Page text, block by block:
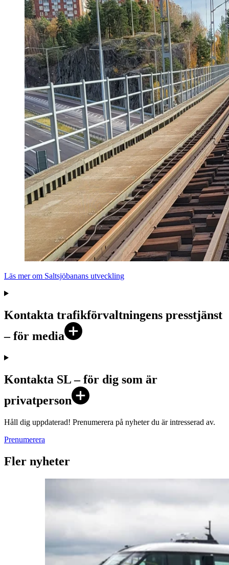
Läs mer om Saltsjöbanans utveckling
Kontakta trafikförvaltningens presstjänst
– för media
Kontakta SL – för dig som är
privatperson
Håll dig uppdaterad! Prenumerera på nyheter du är intresserad av.
Prenumerera
Fler nyheter